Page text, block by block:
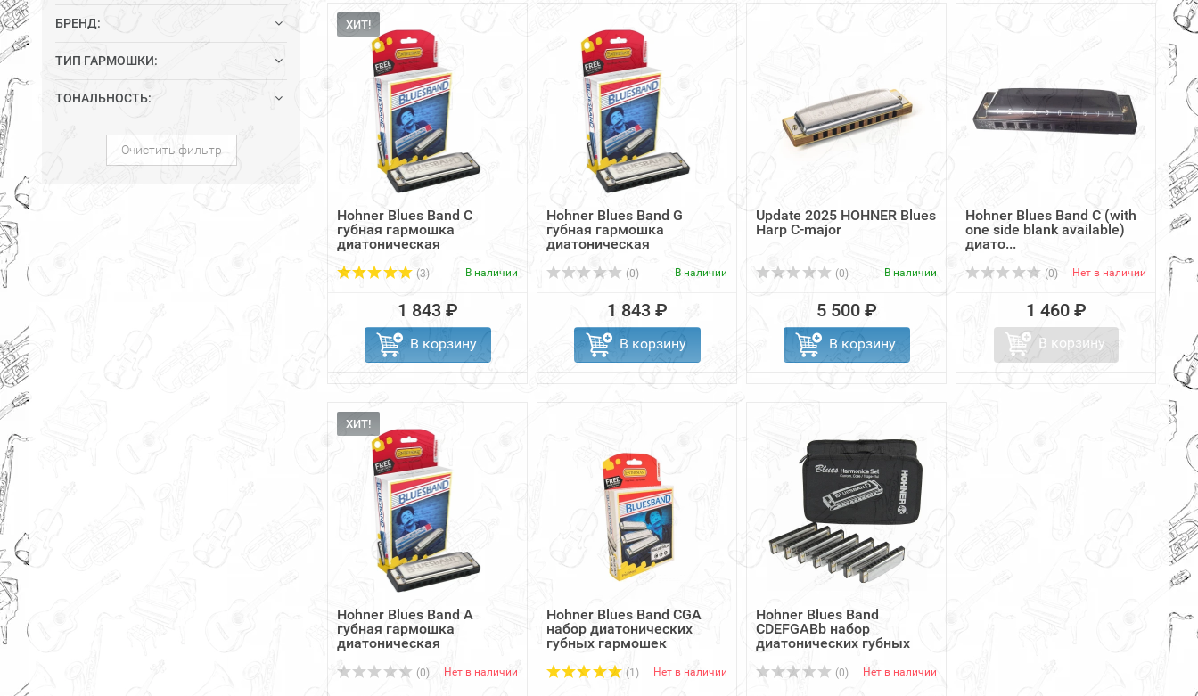
БРЕНД:
ТИП ГАРМОШКИ:
ТОНАЛЬНОСТЬ:
Очистить фильтр
ХИТ!
Hohner Blues Band C
губная гармошка
диатоническая
(3) В наличии
1 843 ₽
В корзину
Hohner Blues Band G
губная гармошка
диатоническая
(0) В наличии
1 843 ₽
В корзину
Update 2025 HOHNER Blues
Harp C-major
(0) В наличии
5 500 ₽
В корзину
Hohner Blues Band C (with
one side blank available)
диато...
(0) Нет в наличии
1 460 ₽
В корзину
ХИТ!
Hohner Blues Band A
губная гармошка
диатоническая
(0) Нет в наличии
Hohner Blues Band CGA
набор диатонических
губных гармошек
(1) Нет в наличии
Hohner Blues Band
CDEFGABb набор
диатонических губных
гар...
(0) Нет в наличии